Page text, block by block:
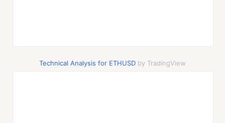
Technical Analysis for ETHUSD by TradingView